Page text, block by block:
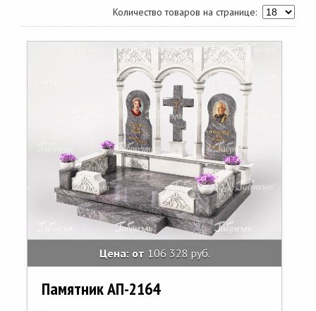
Количество товаров на странице:
Цена: от 106 328 руб.
Памятник АП-2164